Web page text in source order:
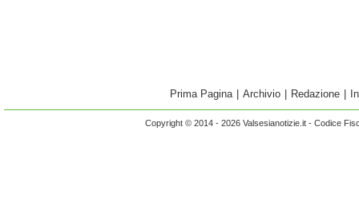
Prima Pagina Archivio Redazione
Copyright © 2014 - 2026 Valsesianotizie.it - Codice